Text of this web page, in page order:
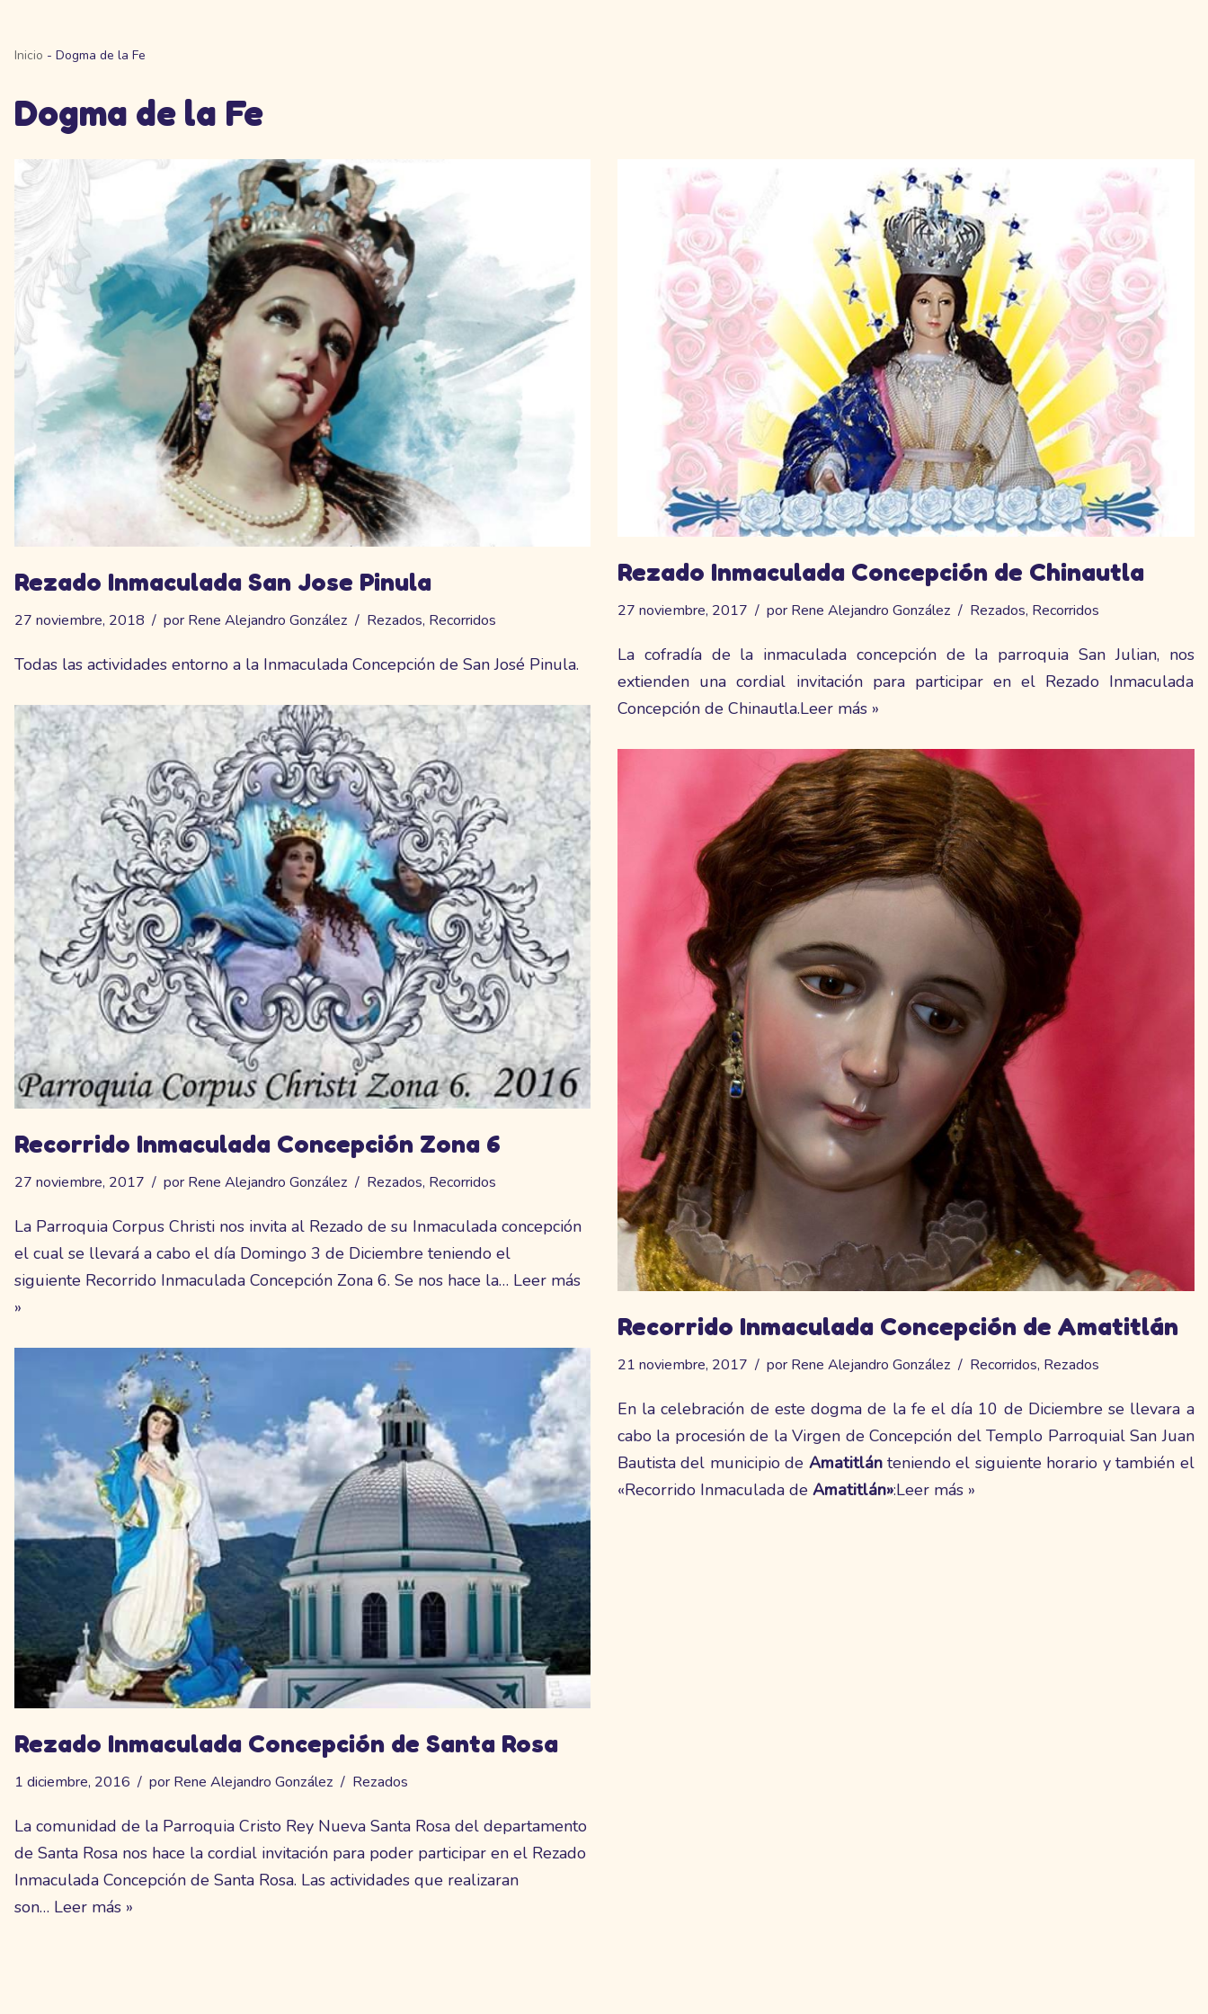
Inicio - Dogma de la Fe
Dogma de la Fe
Rezado Inmaculada San Jose Pinula
27 noviembre, 2018 por Rene Alejandro González Rezados, Recorridos
Todas las actividades entorno a la Inmaculada Concepción de San José Pinula.
Rezado Inmaculada Concepción de Chinautla
27 noviembre, 2017 por Rene Alejandro González Rezados, Recorridos
La cofradía de la inmaculada concepción de la parroquia San Julian, nos
extienden una cordial invitación para participar en el Rezado Inmaculada
Concepción de Chinautla.Leer más »
Recorrido Inmaculada Concepción Zona 6
27 noviembre, 2017 por Rene Alejandro González Rezados, Recorridos
La Parroquia Corpus Christi nos invita al Rezado de su Inmaculada concepción
el cual se llevará a cabo el día Domingo 3 de Diciembre teniendo el
siguiente Recorrido Inmaculada Concepción Zona 6. Se nos hace la… Leer más
»
Recorrido Inmaculada Concepción de Amatitlán
21 noviembre, 2017 por Rene Alejandro González Recorridos, Rezados
En la celebración de este dogma de la fe el día 10 de Diciembre se llevara a
cabo la procesión de la Virgen de Concepción del Templo Parroquial San Juan
Bautista del municipio de Amatitlánteniendo el siguiente horario y también el
«Recorrido Inmaculada de Amatitlán»:Leer más »
Rezado Inmaculada Concepción de Santa Rosa
1 diciembre, 2016 por Rene Alejandro González Rezados
La comunidad de la Parroquia Cristo Rey Nueva Santa Rosa del departamento
de Santa Rosa nos hace la cordial invitación para poder participar en el Rezado
Inmaculada Concepción de Santa Rosa. Las actividades que realizaran
son… Leer más »